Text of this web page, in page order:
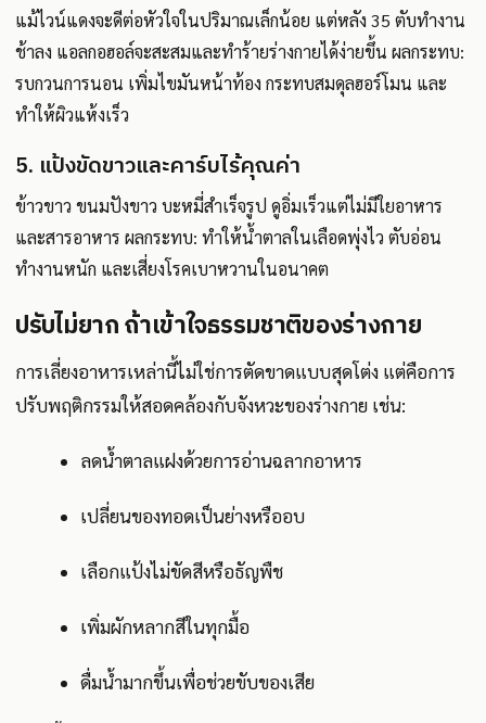
แม้ไวน์แดงจะดีต่อหัวใจในปริมาณเล็กน้อย แต่หลัง 35 ตับทำงาน
ช้าลง แอลกอฮอล์จะสะสมและทำร้ายร่างกายได้ง่ายขึ้น ผลกระทบ:
รบกวนการนอน เพิ่มไขมันหน้าท้อง กระทบสมดุลฮอร์โมน และ
ทำให้ผิวแห้งเร็ว
5. แป้งขัดขาวและคาร์บไร้คุณค่า
ข้าวขาว ขนมปังขาว บะหมี่สำเร็จรูป ดูอิ่มเร็วแต่ไม่มีใยอาหาร
และสารอาหาร ผลกระทบ: ทำให้น้ำตาลในเลือดพุ่งไว ตับอ่อน
ทำงานหนัก และเสี่ยงโรคเบาหวานในอนาคต
ปรับไม่ยาก ถ้าเข้าใจธรรมชาติของร่างกาย
การเลี่ยงอาหารเหล่านี้ไม่ใช่การตัดขาดแบบสุดโต่ง แต่คือการ
ปรับพฤติกรรมให้สอดคล้องกับจังหวะของร่างกาย เช่น:
ลดน้ำตาลแฝงด้วยการอ่านฉลากอาหาร
เปลี่ยนของทอดเป็นย่างหรืออบ
เลือกแป้งไม่ขัดสีหรือธัญพืช
เพิ่มผักหลากสีในทุกมื้อ
ดื่มน้ำมากขึ้นเพื่อช่วยขับของเสีย